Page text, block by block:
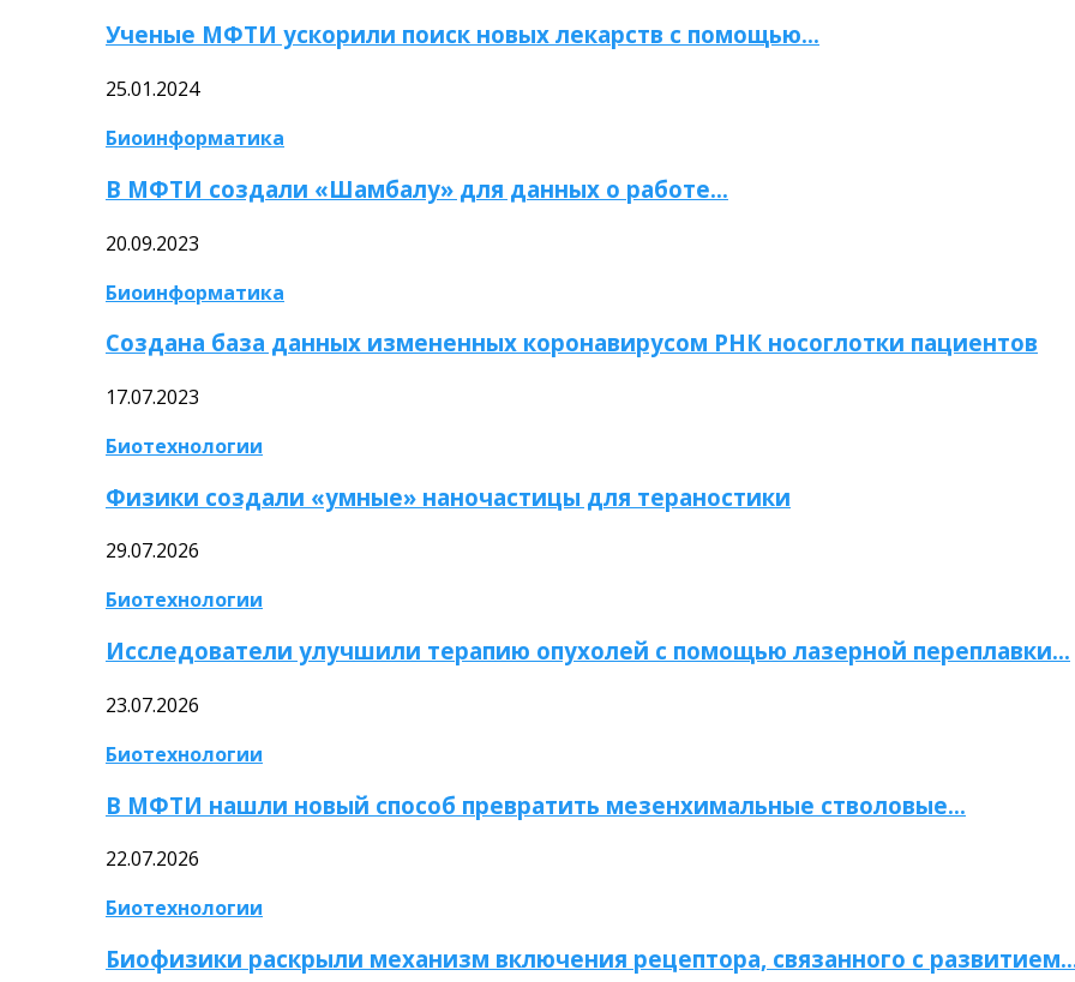
Ученые МФТИ ускорили поиск новых лекарств с помощью…
25.01.2024
Биоинформатика
В МФТИ создали «Шамбалу» для данных о работе…
20.09.2023
Биоинформатика
Создана база данных измененных коронавирусом РНК носоглотки пациентов
17.07.2023
Биотехнологии
Физики создали «умные» наночастицы для тераностики
29.07.2026
Биотехнологии
Исследователи улучшили терапию опухолей с помощью лазерной переплавки…
23.07.2026
Биотехнологии
В МФТИ нашли новый способ превратить мезенхимальные стволовые…
22.07.2026
Биотехнологии
Биофизики раскрыли механизм включения рецептора, связанного с